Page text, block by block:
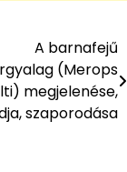
A barnafejű
(Merops
megjelenése,
szaporodása